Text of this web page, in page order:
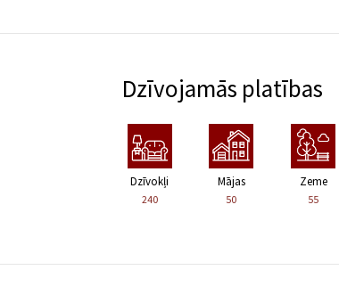
Dzīvojamās platības
Dzīvokļi
240
Mājas
50
Zeme
55